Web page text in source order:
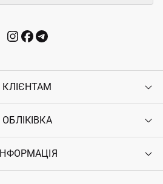
КЛІЄНТАМ
Контакти
Повернення
Гарантія
ОБЛІКІВКА
Увійти
ІНФОРМАЦІЯ